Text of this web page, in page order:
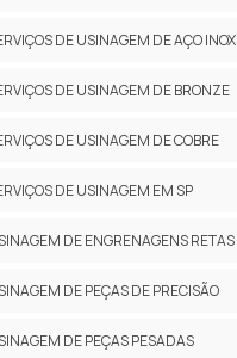
DE USINAGEM DE AÇO INOX
DE USINAGEM DE BRONZE
DE USINAGEM DE COBRE
DE USINAGEM EM SP
DE ENGRENAGENS RETAS
DE PEÇAS DE PRECISÃO
DE PEÇAS PESADAS